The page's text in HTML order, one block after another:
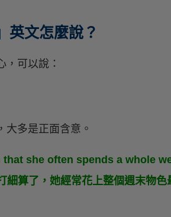
英文怎麼說？
，可以說：
大多是正面含意。
she often spends a whole
算了，她經常花上整個週末物色